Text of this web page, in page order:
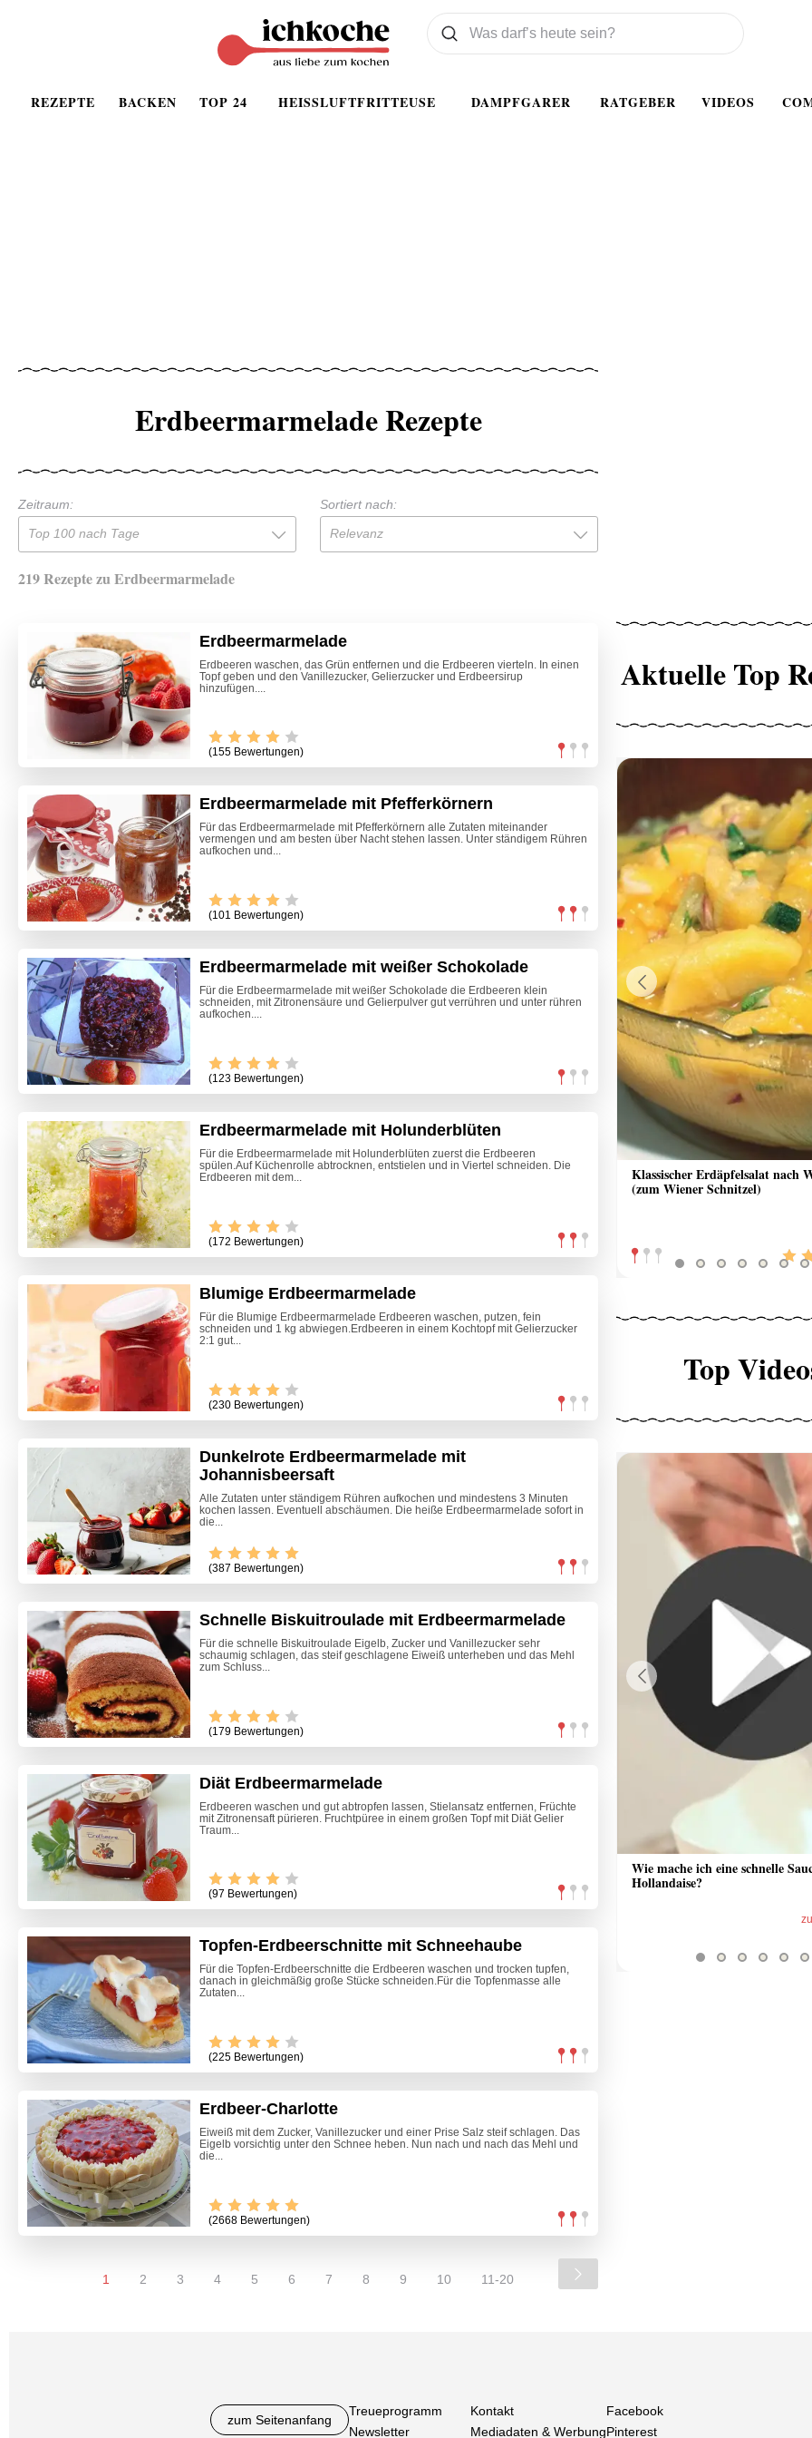
REZEPTE BACKEN TOP 24 HEISSLUFTFRITTEUSE DAMPFGARER RATGEBER VIDEOS
Was wollen Sie suchen
Suchen
Erdbeermarmelade Rezepte
Zeitraum:
Top 100 nach Tage
Sortiert nach:
Relevanz
219 Rezepte zu Erdbeermarmelade
Erdbeermarmelade
Erdbeeren waschen, das Grün entfernen und die Erdbeeren vierteln. In einen
Topf geben und den Vanillezucker, Gelierzucker und Erdbeersirup
hinzufügen....
(155 Bewertungen)
Erdbeermarmelade mit Pfefferkörnern
Für das Erdbeermarmelade mit Pfefferkörnern alle Zutaten miteinander
vermengen und am besten über Nacht stehen lassen. Unter ständigem Rühren
aufkochen und...
(101 Bewertungen)
Erdbeermarmelade mit weißer Schokolade
Für die Erdbeermarmelade mit weißer Schokolade die Erdbeeren klein
schneiden, mit Zitronensäure und Gelierpulver gut verrühren und unter rühren
aufkochen....
(123 Bewertungen)
Erdbeermarmelade mit Holunderblüten
Für die Erdbeermarmelade mit Holunderblüten zuerst die Erdbeeren
spülen.Auf Küchenrolle abtrocknen, entstielen und in Viertel schneiden. Die
Erdbeeren mit dem...
(172 Bewertungen)
Blumige Erdbeermarmelade
Für die Blumige Erdbeermarmelade Erdbeeren waschen, putzen, fein
schneiden und 1 kg abwiegen.Erdbeeren in einem Kochtopf mit Gelierzucker
2:1 gut...
(230 Bewertungen)
Dunkelrote Erdbeermarmelade mit
Johannisbeersaft
Alle Zutaten unter ständigem Rühren aufkochen und mindestens 3 Minuten
kochen lassen. Eventuell abschäumen. Die heiße Erdbeermarmelade sofort in
die...
(387 Bewertungen)
Schnelle Biskuitroulade mit Erdbeermarmelade
Für die schnelle Biskuitroulade Eigelb, Zucker und Vanillezucker sehr
schaumig schlagen, das steif geschlagene Eiweiß unterheben und das Mehl
zum Schluss...
(179 Bewertungen)
Diät Erdbeermarmelade
Erdbeeren waschen und gut abtropfen lassen, Stielansatz entfernen, Früchte
mit Zitronensaft pürieren. Fruchtpüree in einem großen Topf mit Diät Gelier
Traum...
(97 Bewertungen)
Topfen-Erdbeerschnitte mit Schneehaube
Für die Topfen-Erdbeerschnitte die Erdbeeren waschen und trocken tupfen,
danach in gleichmäßig große Stücke schneiden.Für die Topfenmasse alle
Zutaten...
(225 Bewertungen)
Erdbeer-Charlotte
Eiweiß mit dem Zucker, Vanillezucker und einer Prise Salz steif schlagen. Das
Eigelb vorsichtig unter den Schnee heben. Nun nach und nach das Mehl und
die...
(2668 Bewertungen)
1 2 3 4 5 6 7 8 9 10 11-20
Aktuelle Top
Klassischer Erdäpfelsalat nach
(zum Wiener Schnitzel)
Zitronenrisotto mit Räucherlachs, Rote
Previous
Top
Wie mache ich eine schnelle
Hollandaise?
Previous
zum Seitenanfang
Treueprogramm
Newsletter
Kontakt
Mediadaten & Werbung
Facebook
Pinterest